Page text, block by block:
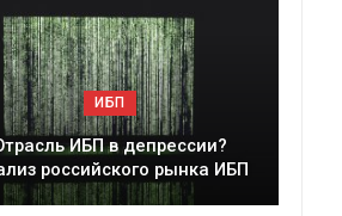
ОБЛАКА
Цифровая экономика 2026.
Краткий статистический
сборник от…